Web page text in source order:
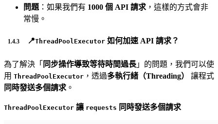
問題 ：如果我們有 1000 個 API 請求 ，這樣的方式會非
常慢。
📍ThreadPoolExecutor 如何加速 API 請求？
為了解決「 同步操作導致等待時間過長 」的問題，我們可以使
用 ThreadPoolExecutor ，透過多執行緒（Threading）
讓程式
同時發送多個請求 。
ThreadPoolExecutor 讓 requests 同時發送多個請求